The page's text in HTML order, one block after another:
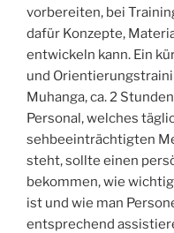
vorbereiten, bei
dafür Konzepte,
entwickeln kann. Ein
und
Muhanga, ca. 2
Personal, welches
sehbeeinträchtigten
steht, sollte einen
bekommen, wie
ist und wie man
entsprechend